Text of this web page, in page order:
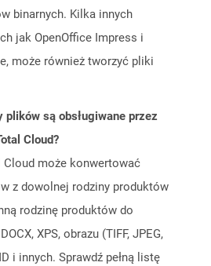
binarnych. Kilka innych
jak OpenOffice Impress i
może również tworzyć pliki
plików są obsługiwane przez
Cloud?
Cloud może konwertować
z dowolnej rodziny produktów
rodzinę produktów do
XPS, obrazu (TIFF, JPEG,
i innych. Sprawdź pełną listę